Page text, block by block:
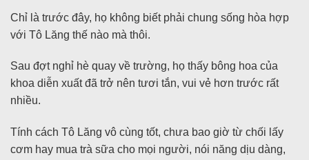
Chỉ là trước đây, họ không biết phải chung sống hòa hợp
với Tô Lăng thế nào mà thôi.
Sau đợt nghỉ hè quay về trường, họ thấy bông hoa của
khoa diễn xuất đã trở nên tươi tắn, vui vẻ hơn trước rất
nhiều.
Tính cách Tô Lăng vô cùng tốt, chưa bao giờ từ chối lấy
cơm hay mua trà sữa cho mọi người, nói năng dịu dàng,